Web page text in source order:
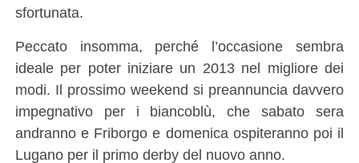
sfortunata.
Peccato insomma, perché l’occasione sembra
ideale per poter iniziare un 2013 nel migliore dei
modi. Il prossimo weekend si preannuncia davvero
impegnativo per i biancoblù, che sabato sera
andranno e Friborgo e domenica ospiteranno poi il
Lugano per il primo derby del nuovo anno.